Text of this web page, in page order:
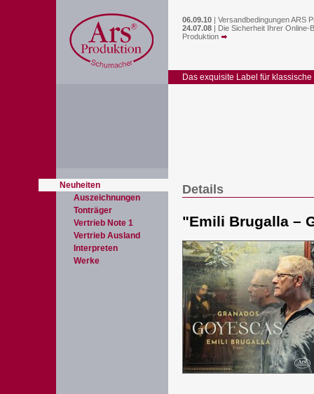
06.09.10 | Versandbedingungen ARS
24.07.08 | Die Sicherheit Ihrer Online-
Produktion
Das exquisite Label für klassische
Neuheiten
Auszeichnungen
Tonträger
Vertrieb Note 1
Vertrieb Ausland
Interpreten
Werke
Details
"Emili Brugalla –